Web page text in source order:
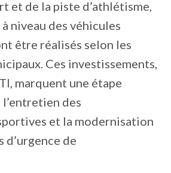
et de la piste d’athlétisme,
niveau des véhicules
être réalisés selon les
Ces investissements,
marquent une étape
des
et la modernisation
d’urgence de